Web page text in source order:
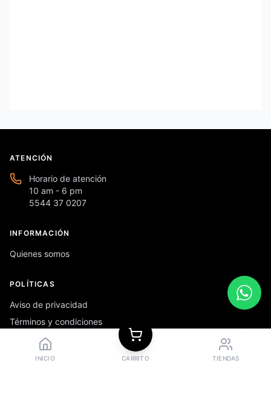
INICIO CARRITO TIENDAS
ATENCIÓN
Horario de atención
10 am - 6 pm
5544 37 0207
INFORMACIÓN
Quienes somos
POLÍTICAS
Aviso de privacidad
Términos y condiciones
Preguntas frecuentes